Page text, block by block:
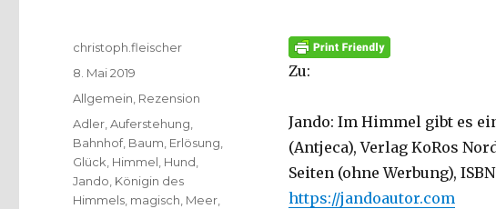
Zu:
Jando: Im Himmel gibt es
(Antjeca), Verlag KoRos
Seiten (ohne Werbung),
https://jandoautor.com
Autor
christoph.fleischer
Veröffentlicht
am
8. Mai 2019
Kategorien
Allgemein Rezension
Schlagwörter
Adler ,Auferstehung
Bahnhof, Baum Erlösung
Glück Himmel Hund
Jando Königin des
Himmels magisch Meer